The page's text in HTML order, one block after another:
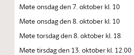
Møte onsdag den 7. oktober kl. 10
Møte onsdag den 8. oktober kl. 10
Møte torsdag den 8. oktober kl. 18
Møte tirsdag den 13. oktober kl. 12.00